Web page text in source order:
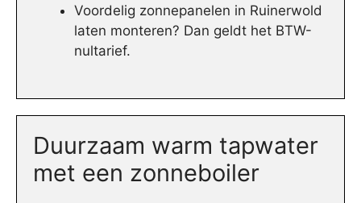
Voordelig zonnepanelen in Ruinerwold
laten monteren? Dan geldt het BTW-
nultarief.
Duurzaam warm tapwater
met een zonneboiler